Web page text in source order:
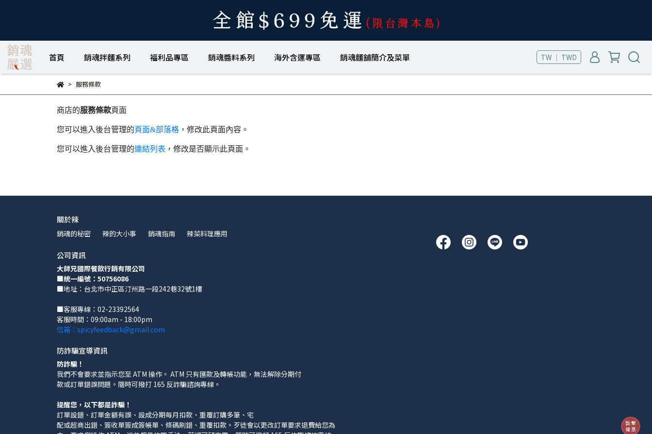
首頁 銷魂拌麵系列 福利品專區 銷魂醬料系列 海外含運專區 銷魂麵舖簡介及菜單 TW ｜ TWD
服務條款
商店的服務條款頁面
您可以進入後台管理的頁面&部落格 ，修改此頁面內容。
您可以進入後台管理的連結列表 ，修改是否顯示此頁面。
關於辣
銷魂的秘密 辣的大小事 銷魂指南 辣菜料理應用
公司資訊
大師兄國際餐飲行銷有限公司
🟦統一編號：50756086
🟦地址：台北市中正區汀州路一段242巷32號1樓
🟦客服專線：02-23392564
客服時間：09:00am - 18:00pm
信箱：spicyfeedback@gmail.com
防詐騙宣導資訊
防詐騙！
我們不會要求並指示您至 ATM 操作。 ATM 只有匯款及轉帳功能，無法解除分期付
款或訂單錯誤問題。隨時可撥打 165 反詐騙諮詢專線。
提醒您，以下都是詐騙！
訂單設錯、訂單金額有誤、設成分期每月扣款、重覆訂購多筆、宅
配或超商出錯、簽收單簽成簽帳單、條碼刷錯、重覆扣款。歹徒會以更改訂單要求退費給您為